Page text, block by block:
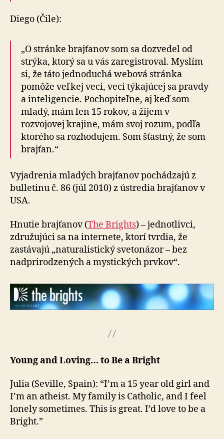
Diego (Čile):
„O stránke brajťanov som sa dozvedel od
strýka, ktorý sa u vás zaregistroval. Myslím
si, že táto jednoduchá webová stránka
pomôže veľkej veci, veci týkajúcej sa pravdy
a inteligencie. Pochopiteľne, aj keď som
mladý, mám len 15 rokov, a žijem v
rozvojovej krajine, mám svoj rozum, podľa
ktorého sa rozhodujem. Som šťastný, že som
brajťan.“
Vyjadrenia mladých brajťanov pochádzajú z
bulletinu č. 86 (júl 2010) z ústredia brajťanov v
USA.
Hnutie brajťanov (The Brights) – jednotlivci,
združujúci sa na internete, ktorí tvrdia, že
zastávajú „naturalistický svetonázor – bez
nadprirodzených a mystických prvkov“.
Young and Loving… to Be a Bright
Julia (Seville, Spain): “I’m a 15 year old girl and
I’m an atheist. My family is Catholic, and I feel
lonely sometimes. This is great. I’d love to be a
Bright.”